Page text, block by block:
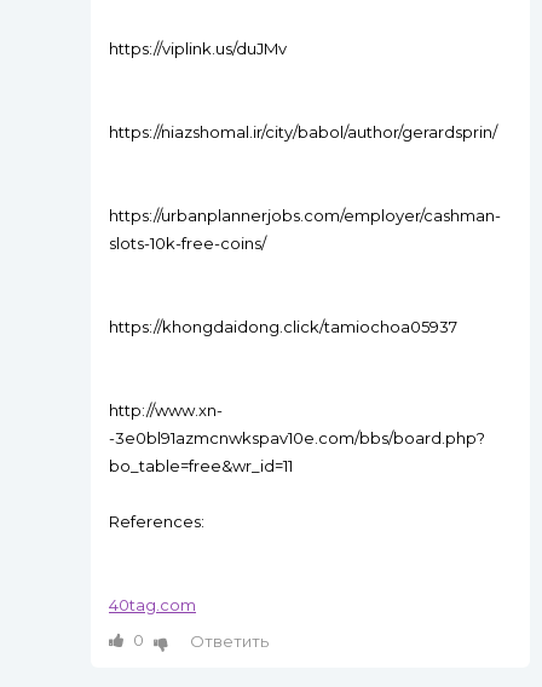
https://viplink.us/duJMv
https://niazshomal.ir/city/babol/author/gerardsprin/
https://urbanplannerjobs.com/employer/cashman-
slots-10k-free-coins/
https://khongdaidong.click/tamiochoa05937
http://www.xn-
-3e0bl91azmcnwkspav10e.com/bbs/board.php?
bo_table=free&wr_id=11
References:
40tag.com
0
Ответить